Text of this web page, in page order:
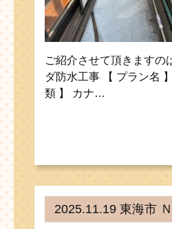
ご紹介させて頂きますの
ダ防水工事 【 プラン名
類 】 カナ…
2025.11.19 東海市